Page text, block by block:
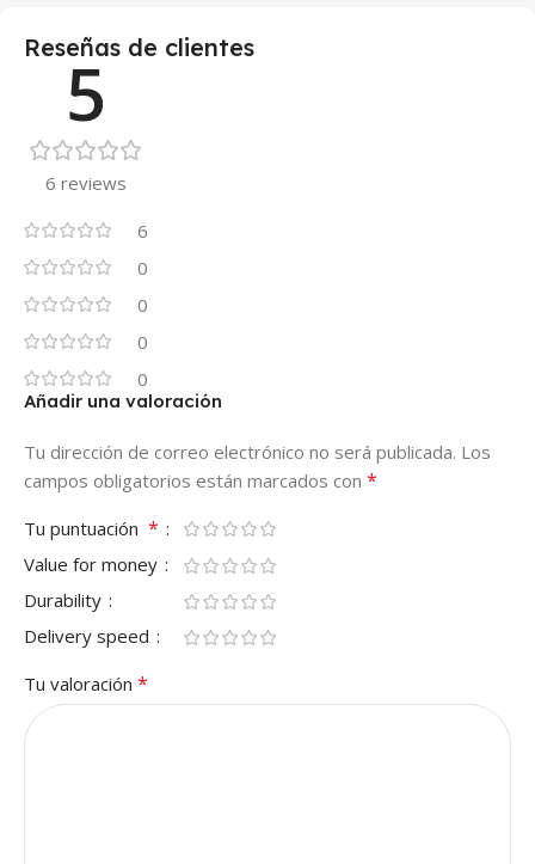
Reseñas de clientes
5
6 reviews
6
0
0
0
0
Añadir una valoración
Tu dirección de correo electrónico no será publicada. Los
campos obligatorios están marcados con *
Tu puntuación *
Value for money
Durability
Delivery speed
Tu valoración *